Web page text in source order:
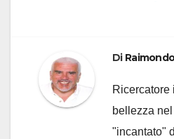
Di
Ricercatore
bellezza
"incantato"